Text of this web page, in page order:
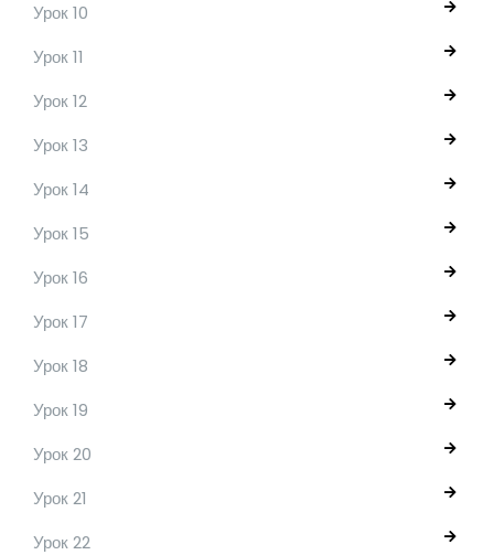
Урок 10
Урок 11
Урок 12
Урок 13
Урок 14
Урок 15
Урок 16
Урок 17
Урок 18
Урок 19
Урок 20
Урок 21
Урок 22